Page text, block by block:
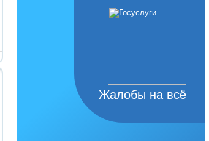
Жалобы на всё